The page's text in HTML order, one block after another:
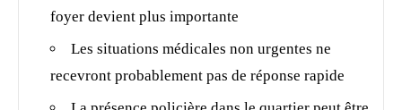
foyer devient plus importante
Les situations médicales non urgentes ne
recevront probablement pas de réponse rapide